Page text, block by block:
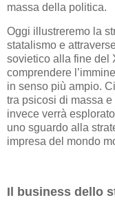
massa della politica.
Oggi illustreremo la
statalismo e
sovietico alla fine del
comprendere
in senso più ampio.
tra psicosi di massa
invece verrà
uno sguardo alla
impresa del mondo
Il business dello